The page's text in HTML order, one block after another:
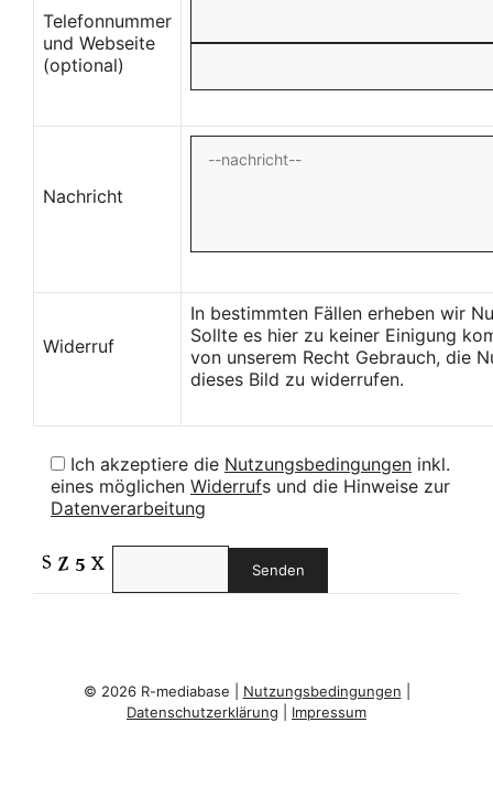
Telefonnummer
und Webseite
(optional)
Nachricht
Widerruf
In bestimmten Fällen erheben wir
Sollte es hier zu keiner Einigung
von unserem Recht Gebrauch, die
dieses Bild zu widerrufen.
Ich akzeptiere die Nutzungsbedingungen inkl.
eines möglichen Widerrufs und die Hinweise zur
Datenverarbeitung
© 2026 R-mediabase | Nutzungsbedingungen
Datenschutzerklärung
Impressum